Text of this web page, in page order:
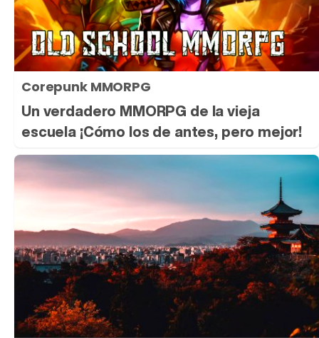
Corepunk MMORPG
Un verdadero MMORPG de la vieja
escuela ¡Cómo los de antes, pero mejor!